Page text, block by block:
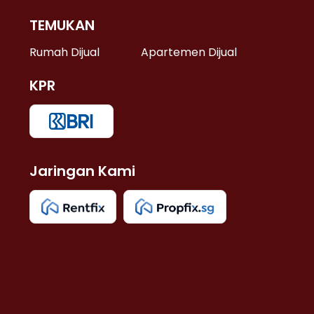
TEMUKAN
Rumah Dijual Apartemen Dijual
KPR
Jaringan Kami